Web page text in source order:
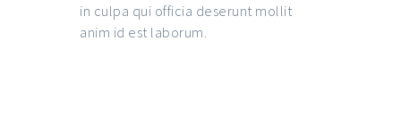
in culpa qui officia deserunt mollit
anim id est laborum.